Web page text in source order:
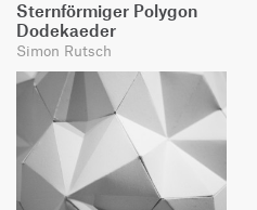
Sternförmiger Polygon
Dodekaeder
Simon Rutsch